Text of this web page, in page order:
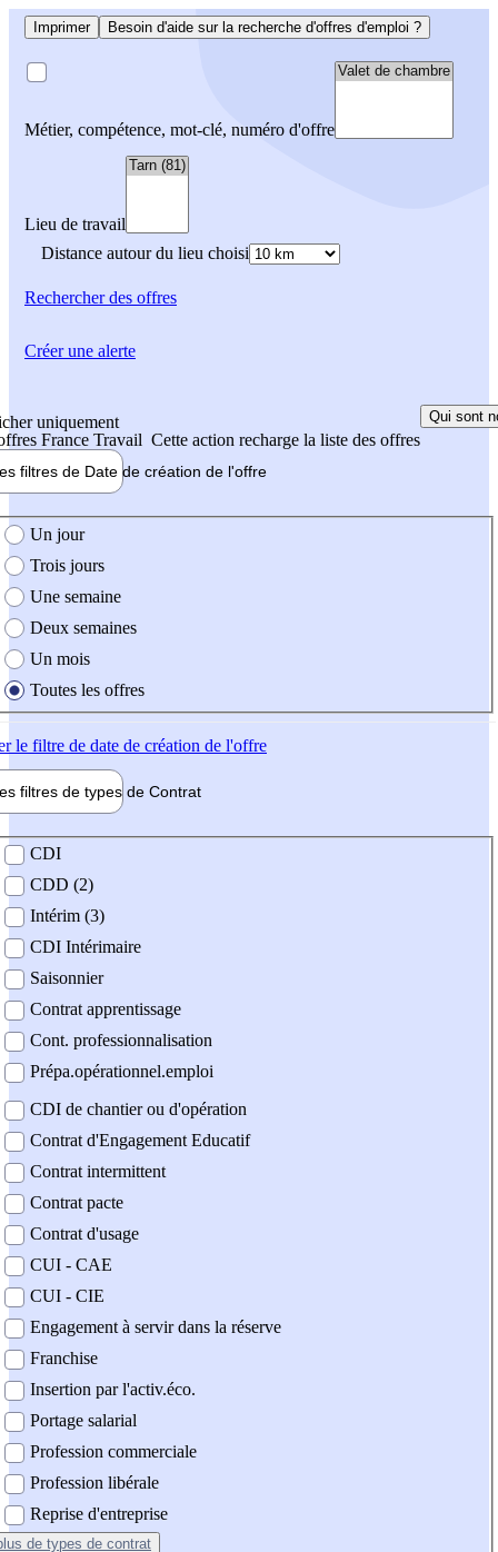
Imprimer Besoin d'aide sur la recherche d'offres d'emploi ?
Métier, compétence, mot-clé, numéro d'offre
Lieu de travail
Distance autour du lieu choisi
Rechercherdes offres
uniquement
France Travail Cette action recharge la liste des offres
Qui sont
filtres de Date de création de l'offre
création de l'offre
Un jour
Trois jours
Une semaine
Deux semaines
Un mois
Toutes les offres
le filtre de date de création de l'offre
filtres de types de Contrat
contrat
CDI
CDD (2)
Intérim (3)
CDI Intérimaire
Saisonnier
Contrat apprentissage
Cont. professionnalisation
Prépa.opérationnel.emploi
CDI de chantier ou d'opération
Contrat d'Engagement Educatif
Contrat intermittent
Contrat pacte
Contrat d'usage
CUI - CAE
CUI - CIE
Engagement à servir dans la réserve
Franchise
Insertion par l'activ.éco.
Portage salarial
Profession commerciale
Profession libérale
Reprise d'entreprise
de types de contrat
Créer une alerte